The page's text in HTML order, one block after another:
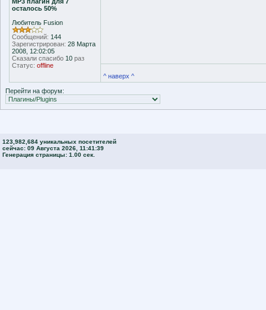
осталось 50%
Любитель Fusion
Сообщений: 144
Зарегистрирован: 28 Марта
2008, 12:02:05
Сказали спасибо 10 раз
Статус: offline
^ наверх ^
Перейти на форум:
123,982,684 уникальных посетителей
сейчас: 09 Августа 2026, 11:41:39
Генерация страницы: 1.00 сек.